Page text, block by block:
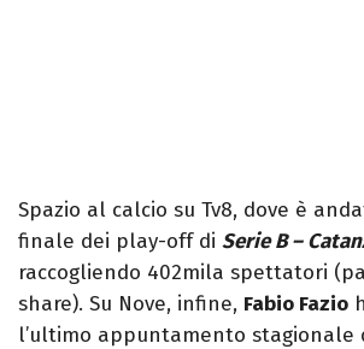
Spazio al calcio su Tv8, dove è
finale dei play-off di Serie B –
raccogliendo 402mila spettatori
share). Su Nove, infine, Fabio Fazio
l’ultimo appuntamento stagionale